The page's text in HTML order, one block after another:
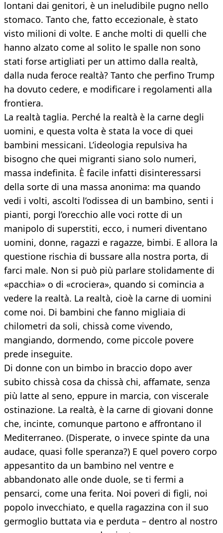
lontani dai genitori, è un ineludibile pugno nello
stomaco. Tanto che, fatto eccezionale, è stato
visto milioni di volte. E anche molti di quelli che
hanno alzato come al solito le spalle non sono
stati forse artigliati per un attimo dalla realtà,
dalla nuda feroce realtà? Tanto che perfino Trump
ha dovuto cedere, e modificare i regolamenti alla
frontiera.
La realtà taglia. Perché la realtà è la carne degli
uomini, e questa volta è stata la voce di quei
bambini messicani. L’ideologia repulsiva ha
bisogno che quei migranti siano solo numeri,
massa indefinita. È facile infatti disinteressarsi
della sorte di una massa anonima: ma quando
vedi i volti, ascolti l’odissea di un bambino, senti i
pianti, porgi l’orecchio alle voci rotte di un
manipolo di superstiti, ecco, i numeri diventano
uomini, donne, ragazzi e ragazze, bimbi. E allora la
questione rischia di bussare alla nostra porta, di
farci male. Non si può più parlare stolidamente di
«pacchia» o di «crociera», quando si comincia a
vedere la realtà. La realtà, cioè la carne di uomini
come noi. Di bambini che fanno migliaia di
chilometri da soli, chissà come vivendo,
mangiando, dormendo, come piccole povere
prede inseguite.
Di donne con un bimbo in braccio dopo aver
subito chissà cosa da chissà chi, affamate, senza
più latte al seno, eppure in marcia, con viscerale
ostinazione. La realtà, è la carne di giovani donne
che, incinte, comunque partono e affrontano il
Mediterraneo. (Disperate, o invece spinte da una
audace, quasi folle speranza?) E quel povero corpo
appesantito da un bambino nel ventre e
abbandonato alle onde duole, se ti fermi a
pensarci, come una ferita. Noi poveri di figli, noi
popolo invecchiato, e quella ragazzina con il suo
germoglio buttata via e perduta – dentro al nostro